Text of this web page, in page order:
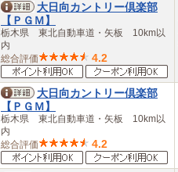
大日向カントリー倶楽部
【ＰＧＭ】
栃木県 東北自動車道・矢板 10km以
内
総合評価
4.2
大日向カントリー倶楽部
【ＰＧＭ】
栃木県 東北自動車道・矢板 10km以
内
総合評価
4.2